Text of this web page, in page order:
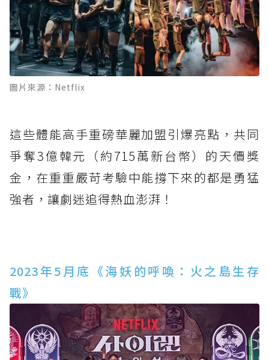
圖片來源：Netflix
這些體能高手重磅華麗加盟引爆亮點，共同
爭奪3億韓元（約715萬新台幣）的天價獎
金，在重重嚴苛考驗中能撐下來的都是勇猛
強者，讓劇迷追得熱血澎湃！
2023年5月底《海妖的呼喚：火之島生存
戰》